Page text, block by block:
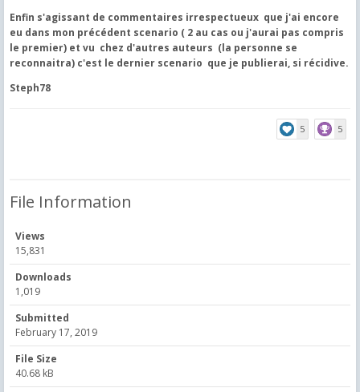
Enfin s'agissant de commentaires irrespectueux que j'ai encore
eu dans mon précédent scenario ( 2 au cas ou j'aurai pas compris
le premier) et vu chez d'autres auteurs (la personne se
reconnaitra) c'est le dernier scenario que je publierai, si récidive.
Steph78
5 5
File Information
Views
15,831
Downloads
1,019
Submitted
February 17, 2019
File Size
40.68 kB